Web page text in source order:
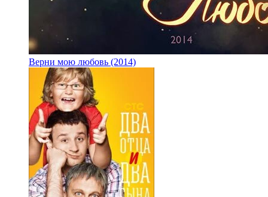
Верни мою любовь (2014)